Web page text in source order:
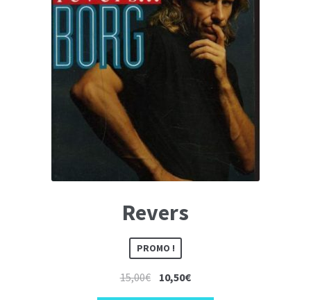
Revers
PROMO !
15,00€ Le
prix
10,50€Le
prix